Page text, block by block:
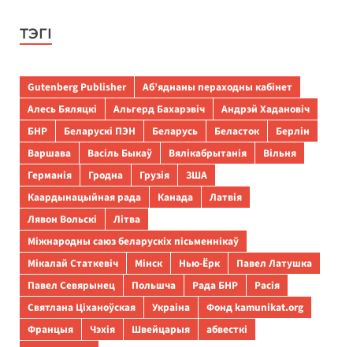
ТЭГІ
Gutenberg Publisher
Аб’яднаны пераходны кабінет
Алесь Бяляцкі
Альгерд Бахарэвіч
Андрэй Хадановіч
БНР
Беларускі ПЭН Беларусь Беласток
Берлін
Варшава
Васіль Быкаў Вялікабрытанія
Вільня
Германія
Гродна Грузія
ЗША
Каардынацыйная рада
Канада
Латвія
Лявон Вольскі
Літва
Міжнародны саюз беларускіх пісьменнікаў
Мікалай Статкевіч
Мінск Нью-Ёрк
Павел Латушка
Павел Севярынец
Польшча Рада БНР
Расія
Святлана Ціханоўская
Украіна
Фонд kamunikat.org
Францыя
Чэхія Швейцарыя
абвесткі